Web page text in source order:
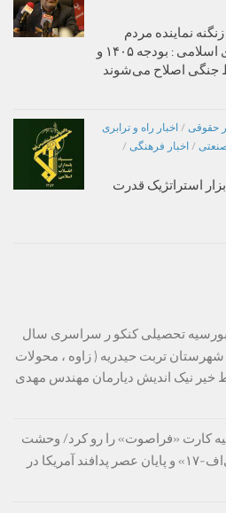
نماینده مردم
تربت حیدریه در مجلس شورای اسلامی : بودجه ۱۴۰۵ و
جنگی اصلاح می‌شوند
حقوقی / اخبار راه و ترابری
صنعتی / اخبار فرهنگی /
استراتژیک قدرت
تحصیلی کنکو ر سراسری سال
شهرستان تربت حیدریه ( زاوه ، محولات
خیر نیک اندیش دیارمان مهندس مهدی
کارت «فراصوت» را رو کرد/ وحشت
در پنتاگون؛ استقرار انبوه «دی‌اف‑۱۷» و پایان عصر پدافند آمریکا در